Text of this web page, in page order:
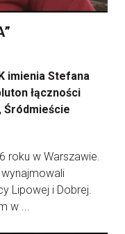
imienia Stefana
łączności
Śródmieście
roku w Warszawie.
Lipowej i Dobrej.
w ...